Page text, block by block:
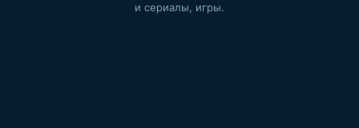
и сериалы, игры.